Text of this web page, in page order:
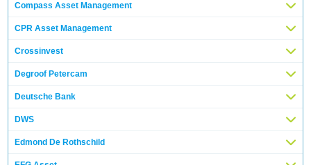
Compass Asset Management
CPR Asset Management
Crossinvest
Degroof Petercam
Deutsche Bank
DWS
Edmond De Rothschild